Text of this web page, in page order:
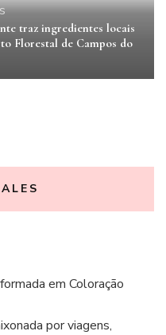
traz ingredientes locais
Florestal de Campos do
em Coloração
por viagens,